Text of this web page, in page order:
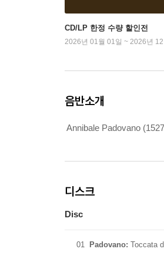
CD/LP 한정 수량 할인전
2026년 01월 01일 ~ 2026년 12
음반소개
Annibale Padovano
디스크
Disc
01 Padovano: Toccata